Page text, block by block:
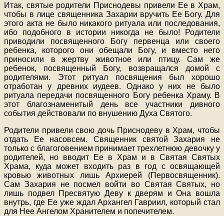
Итак, святые родители Приснодевы привели Ее в Храм,
чтобы в лице священника Захарии вручить Ее Богу. Для
этого акта не было никакого ритуала или последования,
ибо подобного в истории никогда не было! Родители
приводили посвященного Богу первенца или своего
ребенка, которого они обещали Богу, и вместо него
приносили в жертву животное или птицу. Сам же
ребенок, посвященный Богу, возвращался домой с
родителями. Этот ритуал посвящения был хорошо
отработан у древних иудеев. Однако у них не было
ритуала передачи посвященного Богу ребенка Храму. В
этот благознаменитый день все участники дивного
события действовали по внушению Духа Святого.
Родители привели свою дочь Приснодеву в Храм, чтобы
отдать Ее насовсем. Священник святой Захария не
только с благоговением принимает трехлетнюю девочку у
родителей, но вводит Ее в Храм и в Святая Святых
Храма, куда может входить раз в год с освящающей
кровью животных лишь Архиерей (Первосвященник).
Сам Захария не посмел войти во Святая Святых, но
лишь подвел Пресвятую Деву к дверям и Она вошла
внутрь, где Ее уже ждал Архангел Гавриил, который стал
для Нее Ангелом Хранителем и попечителем.